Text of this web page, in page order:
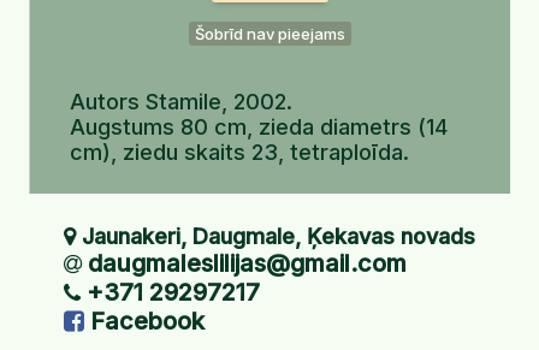
Šobrīd nav pieejams
Autors Stamile, 2002.
Augstums 80 cm, zieda diametrs (14
cm), ziedu skaits 23, tetraploīda.
Jaunakeri, Daugmale, Ķekavas novads
daugmaleslilijas@gmail.com
+371 29297217
Facebook